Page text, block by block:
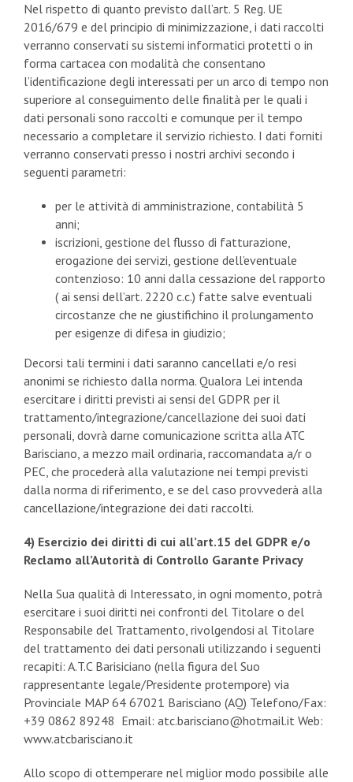
Nel rispetto di quanto previsto dall’art. 5 Reg. UE
2016/679 e del principio di minimizzazione, i dati raccolti
verranno conservati su sistemi informatici protetti o in
forma cartacea con modalità che consentano
l’identificazione degli interessati per un arco di tempo non
superiore al conseguimento delle finalità per le quali i
dati personali sono raccolti e comunque per il tempo
necessario a completare il servizio richiesto. I dati forniti
verranno conservati presso i nostri archivi secondo i
seguenti parametri:
per le attività di amministrazione, contabilità 5
anni;
iscrizioni, gestione del flusso di fatturazione,
erogazione dei servizi, gestione dell’eventuale
contenzioso: 10 anni dalla cessazione del rapporto
( ai sensi dell’art. 2220 c.c.) fatte salve eventuali
circostanze che ne giustifichino il prolungamento
per esigenze di difesa in giudizio;
Decorsi tali termini i dati saranno cancellati e/o resi
anonimi se richiesto dalla norma. Qualora Lei intenda
esercitare i diritti previsti ai sensi del GDPR per il
trattamento/integrazione/cancellazione dei suoi dati
personali, dovrà darne comunicazione scritta alla ATC
Barisciano, a mezzo mail ordinaria, raccomandata a/r o
PEC, che procederà alla valutazione nei tempi previsti
dalla norma di riferimento, e se del caso provvederà alla
cancellazione/integrazione dei dati raccolti.
4) Esercizio dei diritti di cui all’art.15 del GDPR e/o
Reclamo all’Autorità di Controllo Garante Privacy
Nella Sua qualità di Interessato, in ogni momento, potrà
esercitare i suoi diritti nei confronti del Titolare o del
Responsabile del Trattamento, rivolgendosi al Titolare
del trattamento dei dati personali utilizzando i seguenti
recapiti: A.T.C Barisiciano (nella figura del Suo
rappresentante legale/Presidente protempore) via
Provinciale MAP 64 67021 Barisciano (AQ) Telefono/Fax:
+39 0862 89248 Email: atc.barisciano@hotmail.it Web:
www.atcbarisciano.it
Allo scopo di ottemperare nel miglior modo possibile alle